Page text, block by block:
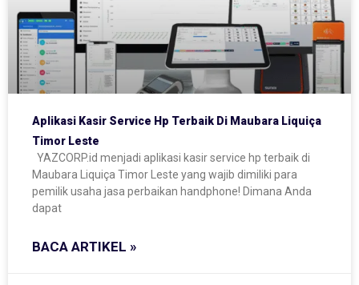
Aplikasi Kasir Service Hp Terbaik Di Maubara Liquiça
Timor Leste
YAZCORP.id menjadi aplikasi kasir service hp terbaik di
Maubara Liquiça Timor Leste yang wajib dimiliki para
pemilik usaha jasa perbaikan handphone! Dimana Anda
dapat
BACA ARTIKEL »